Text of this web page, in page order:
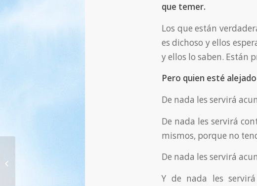
que temer.
Los que están
es dichoso y ellos
y ellos lo saben. Están
Pero quien esté
De nada les servirá
De nada les servirá
mismos, porque no
De nada les servirá
Y de nada les